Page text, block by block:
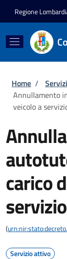
Regione
Briciole
Home / Servizi
Annullamento
veicolo a
carico
(
Servizio attivo